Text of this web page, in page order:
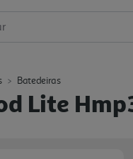
Batedeiras
Lite